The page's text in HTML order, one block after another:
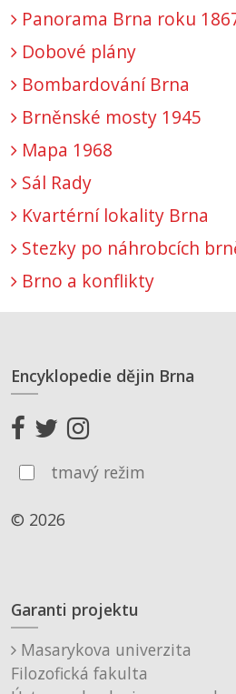
Panorama Brna roku
Dobové plány
Bombardování Brna
Brněnské mosty 1945
Mapa 1968
Sál Rady
Kvartérní lokality Brna
Stezky po náhrobcích
Brno a konflikty
Encyklopedie dějin Brna
tmavý režim
© 2026
Garanti projektu
Masarykova univerzita
Filozofická fakulta